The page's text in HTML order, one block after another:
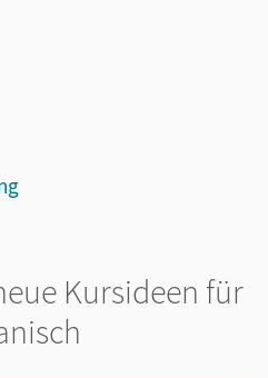
Kursideen für